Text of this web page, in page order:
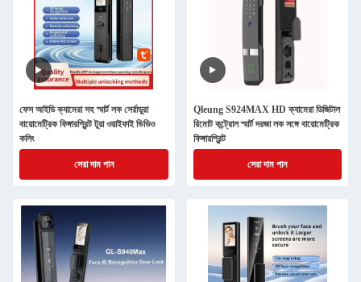
ফেস আইডি ক্যামেরা সহ স্মার্ট লক সের্রাডুরা
বায়োমেট্রিক ফিঙ্গারপ্রিন্ট টুয়া ওয়াইফাই ভিডিও
কলিং
সেরা দাম পান
Qleung S924MAX HD ক্যামেরা ডিজিটাল
রিমোট কন্ট্রোল স্মার্ট দরজা লক সঙ্গে বায়োমেট্রিক
ফিঙ্গারপ্রিন্ট
সেরা দাম পান